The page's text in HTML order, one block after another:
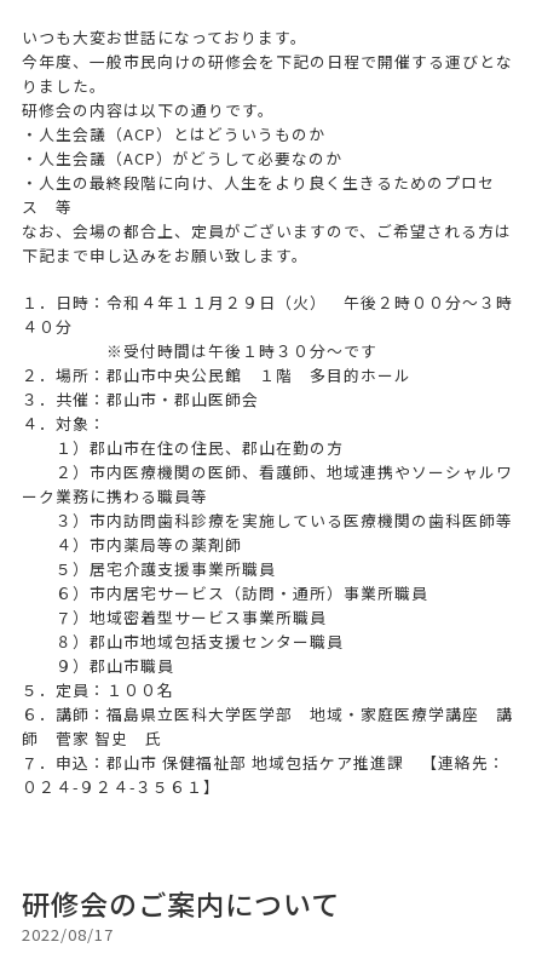
いつも大変お世話になっております。
今年度、一般市民向けの研修会を下記の日程で開催する運びとな
りました。
研修会の内容は以下の通りです。
・人生会議（ACP）とはどういうものか
・人生会議（ACP）がどうして必要なのか
・人生の最終段階に向け、人生をより良く生きるためのプロセ
ス 等
なお、会場の都合上、定員がございますので、ご希望される方は
下記まで申し込みをお願い致します。
１．日時：令和４年１１月２９日（火） 午後２時００分～３時
４０分
※受付時間は午後１時３０分～です
２．場所：郡山市中央公民館 １階 多目的ホール
３．共催：郡山市・郡山医師会
４．対象：
１）郡山市在住の住民、郡山在勤の方
２）市内医療機関の医師、看護師、地域連携やソーシャルワ
ーク業務に携わる職員等
３）市内訪問歯科診療を実施している医療機関の歯科医師等
４）市内薬局等の薬剤師
５）居宅介護支援事業所職員
６）市内居宅サービス（訪問・通所）事業所職員
７）地域密着型サービス事業所職員
８）郡山市地域包括支援センター職員
９）郡山市職員
５．定員：１００名
６．講師：福島県立医科大学医学部 地域・家庭医療学講座 講
師 菅家 智史 氏
７．申込：郡山市 保健福祉部 地域包括ケア推進課 【連絡先：
０２４-９２４-３５６１】
研修会のご案内について
2022/08/17